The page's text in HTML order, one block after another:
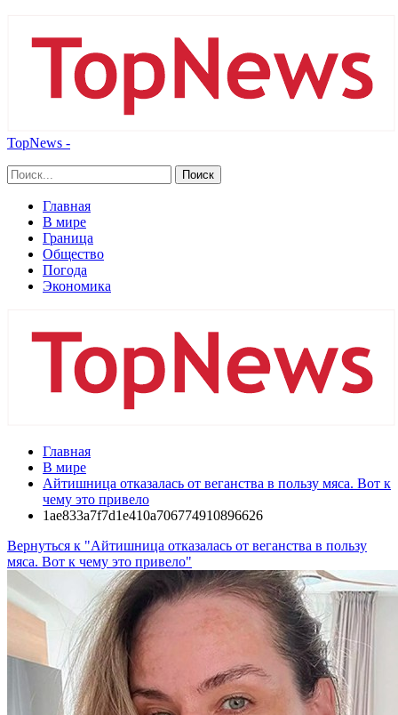
TopNews -
Главная
В мире
Граница
Общество
Погода
Экономика
Главная
В мире
Айтишница отказалась от веганства в пользу мяса. Вот к
чему это привело
1ae833a7f7d1e410a706774910896626
Вернуться к "Айтишница отказалась от веганства в пользу
мяса. Вот к чему это привело"